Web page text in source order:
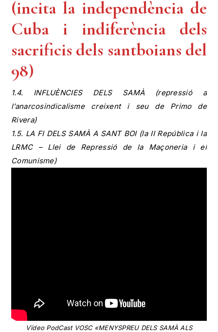
(incita la independència de
Cuba i indiferència dels
sacrificis dels santboians del
98)
1.4. INFLUÈNCIES DELS SAMÀ (repressió a
l’anarcosindicalisme creixent i seu de Primo de
Rivera)
1.5. LA FI DELS SAMÀ A SANT BOI (la II República i la
LRMC – Llei de Repressió de la Maçoneria i el
Comunisme)
Vïdeo PodCast VOSC «MENYSPREU DELS SAMÀ ALS